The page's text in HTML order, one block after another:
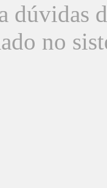
dúvidas
no